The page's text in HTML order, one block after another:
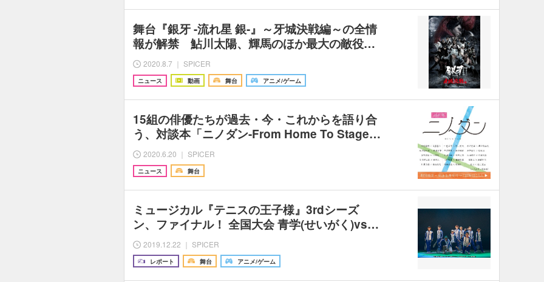
舞台『銀牙 -流れ星 銀-』～牙城決戦編～の全情
報が解禁 鮎川太陽、輝馬のほか最大の敵役…
2020.8.7 ｜ SPICER
ニュース 動画 舞台 アニメ/ゲーム
15組の俳優たちが過去・今・これからを語り合
う、対談本「ニノダン-From Home To Stage…
2020.6.20 ｜ SPICER
ニュース 舞台
ミュージカル『テニスの王子様』3rdシーズ
ン、ファイナル！ 全国大会 青学(せいがく)vs…
2019.12.22 ｜ SPICER
レポート 舞台 アニメ/ゲーム